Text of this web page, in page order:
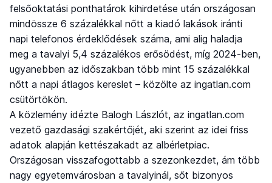
felsőoktatási ponthatárok kihirdetése után országosan
mindössze 6 százalékkal nőtt a kiadó lakások iránti
napi telefonos érdeklődések száma, ami alig haladja
meg a tavalyi 5,4 százalékos erősödést, míg 2024-ben,
ugyanebben az időszakban több mint 15 százalékkal
nőtt a napi átlagos kereslet – közölte az ingatlan.com
csütörtökön.
A közlemény idézte Balogh Lászlót, az ingatlan.com
vezető gazdasági szakértőjét, aki szerint az idei friss
adatok alapján kettészakadt az albérletpiac.
Országosan visszafogottabb a szezonkezdet, ám több
nagy egyetemvárosban a tavalyinál, sőt bizonyos